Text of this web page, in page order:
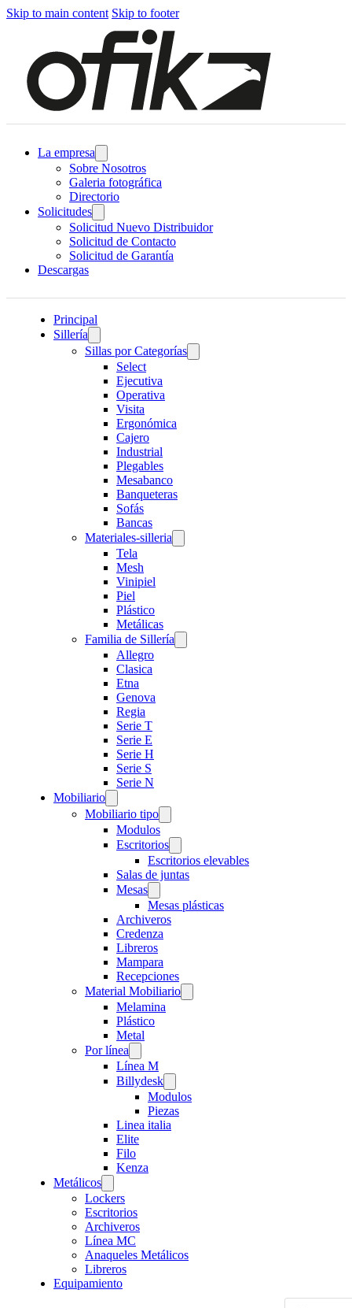
Skip to main content Skip to footer
La empresa
Sobre Nosotros
Galeria fotográfica
Directorio
Solicitudes
Solicitud Nuevo Distribuidor
Solicitud de Contacto
Solicitud de Garantía
Descargas
Principal
Sillería
Sillas por Categorías
Select
Ejecutiva
Operativa
Visita
Ergonómica
Cajero
Industrial
Plegables
Mesabanco
Banqueteras
Sofás
Bancas
Materiales-silleria
Tela
Mesh
Vinipiel
Piel
Plástico
Metálicas
Familia de Sillería
Allegro
Clasica
Etna
Genova
Regia
Serie T
Serie E
Serie H
Serie S
Serie N
Mobiliario
Mobiliario tipo
Modulos
Escritorios
Escritorios elevables
Salas de juntas
Mesas
Mesas plásticas
Archiveros
Credenza
Libreros
Mampara
Recepciones
Material Mobiliario
Melamina
Plástico
Metal
Por línea
Línea M
Billydesk
Modulos
Piezas
Linea italia
Elite
Filo
Kenza
Metálicos
Lockers
Escritorios
Archiveros
Línea MC
Anaqueles Metálicos
Libreros
Equipamiento
Products